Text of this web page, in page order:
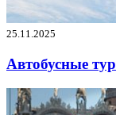
25.11.2025
Автобусные